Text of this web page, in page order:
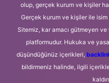
olup, gerçek kurum ve kişiler
Gerçek kurum ve kişiler ile
Sitemiz, kar amacı gütmeyen
platformudur. Hukuka ve
düşündüğünüz içerikleri,
bildirmeniz halinde, ilgili